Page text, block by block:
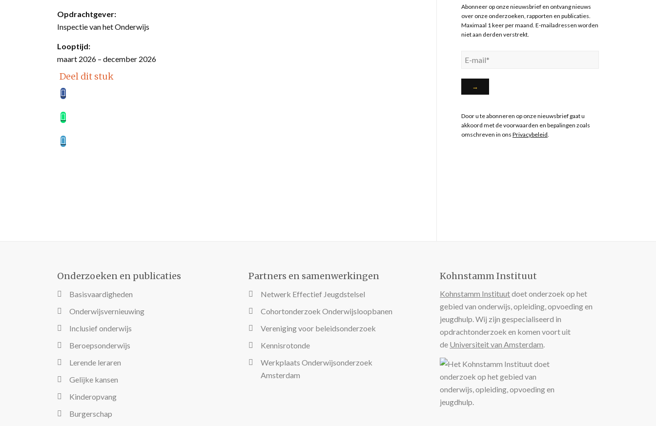
Opdrachtgever:
Inspectie van het Onderwijs
Looptijd:
maart 2026 – december 2026
Deel dit stuk
Abonneer op onze nieuwsbrief en ontvang nieuws
over onze onderzoeken, rapporten en publicaties.
Maximaal 1 keer per maand. E-mailadressen worden
niet aan derden verstrekt.
Door u te abonneren op onze nieuwsbrief gaat u
akkoord met de voorwaarden en bepalingen zoals
omschreven in ons Privacybeleid
Onderzoeken en publicaties
Basisvaardigheden
Onderwijsvernieuwing
Inclusief onderwijs
Beroepsonderwijs
Lerende leraren
Gelijke kansen
Kinderopvang
Burgerschap
Partners en samenwerkingen
Netwerk Effectief Jeugdstelsel
Cohortonderzoek Onderwijsloopbanen
Vereniging voor beleidsonderzoek
Kennisrotonde
Werkplaats Onderwijsonderzoek
Amsterdam
Kohnstamm Instituut
Kohnstamm Instituutdoet onderzoek op het
gebied van onderwijs, opleiding, opvoeding en
jeugdhulp. Wij zijn gespecialiseerd in
opdrachtonderzoek en komen voort uit
de Universiteit van Amsterdam.